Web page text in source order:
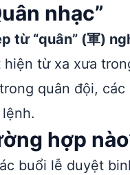
nhạc”
từ “quân” (軍)
từ xa xưa
quân đội,
hợp
buổi lễ duyệt